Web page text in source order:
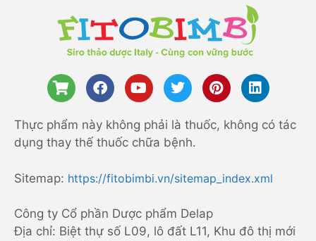
Thực phẩm này không phải là thuốc, không có tác
dụng thay thế thuốc chữa bệnh.
Sitemap: https://fitobimbi.vn/sitemap_index.xml
Công ty Cổ phần Dược phẩm Delap
Địa chỉ: Biệt thự số L09, lô đất L11, Khu đô thị mới